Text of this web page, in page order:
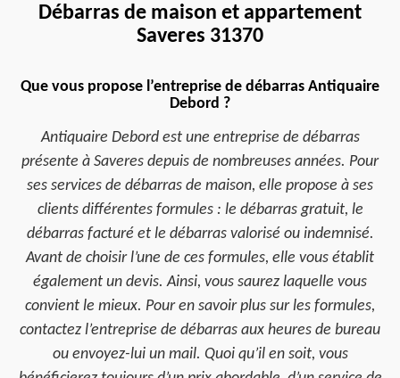
Débarras de maison et appartement
Saveres 31370
Que vous propose l’entreprise de débarras Antiquaire
Debord ?
Antiquaire Debord est une entreprise de débarras
présente à Saveres depuis de nombreuses années. Pour
ses services de débarras de maison, elle propose à ses
clients différentes formules : le débarras gratuit, le
débarras facturé et le débarras valorisé ou indemnisé.
Avant de choisir l’une de ces formules, elle vous établit
également un devis. Ainsi, vous saurez laquelle vous
convient le mieux. Pour en savoir plus sur les formules,
contactez l’entreprise de débarras aux heures de bureau
ou envoyez-lui un mail. Quoi qu’il en soit, vous